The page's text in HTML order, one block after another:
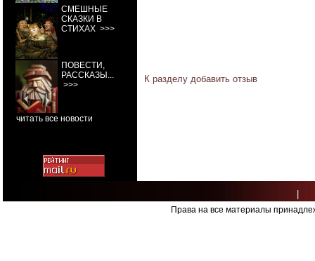
СМЕШНЫЕ
СКАЗКИ В
СТИХАХ >>>
ПОВЕСТИ,
РАССКАЗЫ...
>>>
читать все новости
К разделу добавить отзыв
Права на все материалы